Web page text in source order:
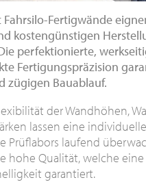
Fahrsilo-Fertigwände
kostengünstigen
perfektionierte,
Fertigungspräzision
zügigen Bauablauf.
der Wandhöhen,
lassen eine
Prüflabors laufend
hohe Qualität, welche
garantiert.